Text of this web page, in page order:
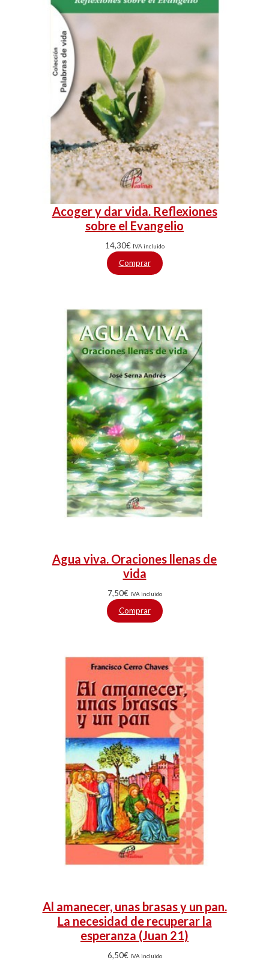
Acoger y dar vida. Reflexiones
sobre el Evangelio
14,30€ IVA incluido
Comprar
Agua viva. Oraciones llenas de
vida
7,50€ IVA incluido
Comprar
Al amanecer, unas brasas y un pan.
La necesidad de recuperar la
esperanza (Juan 21)
6,50€ IVA incluido